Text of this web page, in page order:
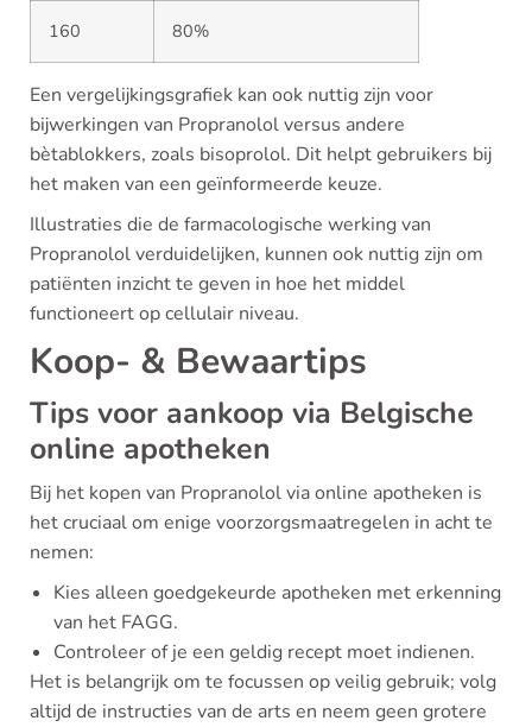
160 80%
Een vergelijkingsgrafiek kan ook nuttig zijn voor
bijwerkingen van Propranolol versus andere
bètablokkers, zoals bisoprolol. Dit helpt gebruikers bij
het maken van een geïnformeerde keuze.
Illustraties die de farmacologische werking van
Propranolol verduidelijken, kunnen ook nuttig zijn om
patiënten inzicht te geven in hoe het middel
functioneert op cellulair niveau.
Koop- & Bewaartips
Tips voor aankoop via Belgische
online apotheken
Bij het kopen van Propranolol via online apotheken is
het cruciaal om enige voorzorgsmaatregelen in acht te
nemen:
Kies alleen goedgekeurde apotheken met erkenning
van het FAGG.
Controleer of je een geldig recept moet indienen.
Het is belangrijk om te focussen op veilig gebruik; volg
altijd de instructies van de arts en neem geen grotere